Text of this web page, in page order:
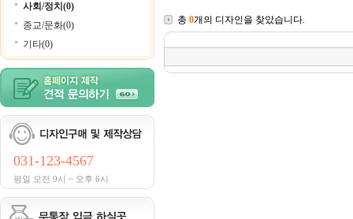
사회/정치(0)
종교/문화(0)
기타(0)
031-123-4567
평일 오전 9시 ~ 오후 6시
총 0개의 디자인을 찾았습니다.